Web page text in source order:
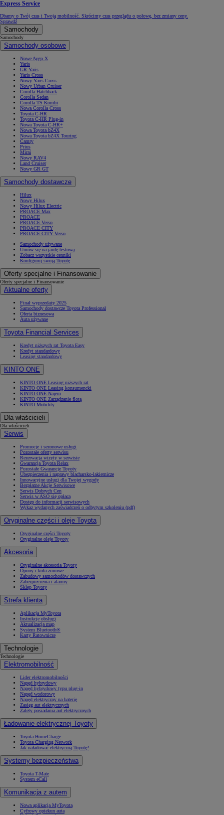
Express Service
Dbamy o Twój czas i Twoją mobilność. Skrócimy czas przeglądu o połowę, bez zmiany ceny.
Sprawdź
Samochody
Samochody
Samochody osobowe
Nowe Aygo X
Yaris
GR Yaris
Yaris Cross
Nowy Yaris Cross
Nowy Urban Cruiser
Corolla Hatchback
Corolla Sedan
Corolla TS Kombi
Nowa Corolla Cross
Toyota C-HR
Toyota C-HR Plug-in
Nowa Toyota C-HR+
Nowa Toyota bZ4X
Nowa Toyota bZ4X Touring
Camry
Prius
Mirai
Nowy RAV4
Land Cruiser
Nowy GR GT
Samochody dostawcze
Hilux
Nowy Hilux
Nowy Hilux Electric
PROACE Max
PROACE
PROACE Verso
PROACE CITY
PROACE CITY Verso
Samochody używane
Umów się na jazdę testową
Zobacz wszystkie cenniki
Konfiguruj swoją Toyotę
Oferty specjalne i Finansowanie
Oferty specjalne i Finansowanie
Aktualne oferty
Finał wyprzedaży 2025
Samochody dostawcze Toyota Professional
Oferta biznesowa
Auta używane
Toyota Financial Services
Kredyt niższych rat Toyota Easy
Kredyt standardowy
Leasing standardowy
KINTO ONE
KINTO ONE Leasing niższych rat
KINTO ONE Leasing konsumencki
KINTO ONE Najem
KINTO ONE Zarządzanie flotą
KINTO Mobility
Dla właścicieli
Dla właścicieli
Serwis
Promocje i sezonowe usługi
Pozostałe oferty serwisu
Rezerwacja wizyty w serwisie
Gwarancja Toyota Relax
Pozostałe Gwarancje Toyoty
Ubezpieczenia i naprawy blacharsko-lakiernicze
Innowacyjne usługi dla Twojej wygody
Bezpłatne Akcje Serwisowe
Serwis Dobrych Cen
Serwis w ASO się opłaca
Dostęp do informacji serwisowych
Wykaz wydanych zaświadczeń o odbytym szkoleniu (pdf)
Oryginalne części i oleje Toyota
Oryginalne części Toyoty
Oryginalne oleje Toyoty
Akcesoria
Oryginalne akcesoria Toyoty
Opony i koła zimowe
Zabudowy samochodów dostawczych
Zabezpieczenia i alarmy
Sklep Toyoty
Strefa klienta
Aplikacja MyToyota
Instrukcje obsługi
Aktualizacja map
System Bluetooth®
Karty Ratownicze
Technologie
Technologie
Elektromobilność
Lider elektromobilności
Napęd hybrydowy
Napęd hybrydowy typu plug-in
Napęd wodorowy
Napęd elektryczny na baterię
Zasięg aut elektrycznych
Zalety posiadania aut elektrycznych
Ładowanie elektrycznej Toyoty
Toyota HomeCharge
Toyota Charging Network
Jak naładować elektryczną Toyotę?
Systemy bezpieczeństwa
Toyota T-Mate
System eCall
Komunikacja z autem
Nowa aplikacja MyToyota
Cyfrowy opiekun auta